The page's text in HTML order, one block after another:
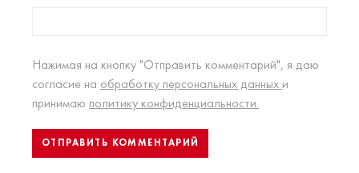
Нажимая на кнопку "Отправить комментарий", я даю
согласие на обработку персональных данных и
принимаю политику конфиденциальности.